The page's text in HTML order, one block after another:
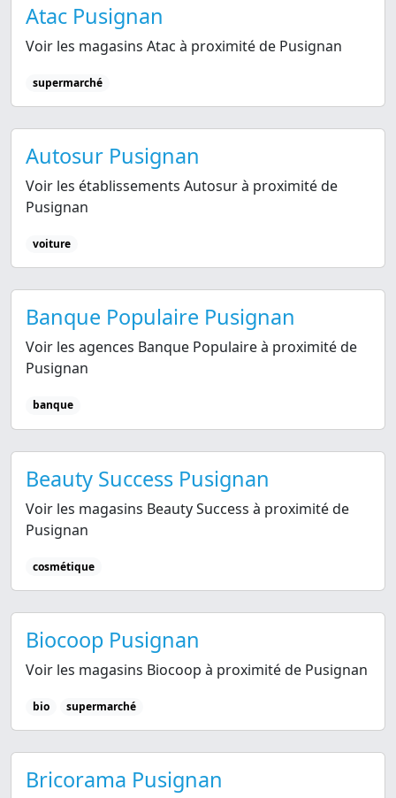
Atac Pusignan
Voir les magasins Atac à proximité de Pusignan
supermarché
Autosur Pusignan
Voir les établissements Autosur à proximité de
Pusignan
voiture
Banque Populaire Pusignan
Voir les agences Banque Populaire à proximité de
Pusignan
banque
Beauty Success Pusignan
Voir les magasins Beauty Success à proximité de
Pusignan
cosmétique
Biocoop Pusignan
Voir les magasins Biocoop à proximité de Pusignan
bio supermarché
Bricorama Pusignan